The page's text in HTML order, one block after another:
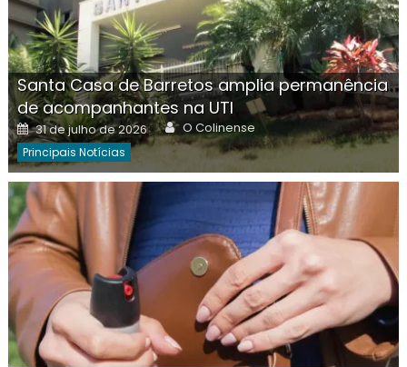
Santa Casa de Barretos amplia permanência
de acompanhantes na UTI
Posted
on
31 de julho de 2026 Author
O Colinense
Principais Notícias